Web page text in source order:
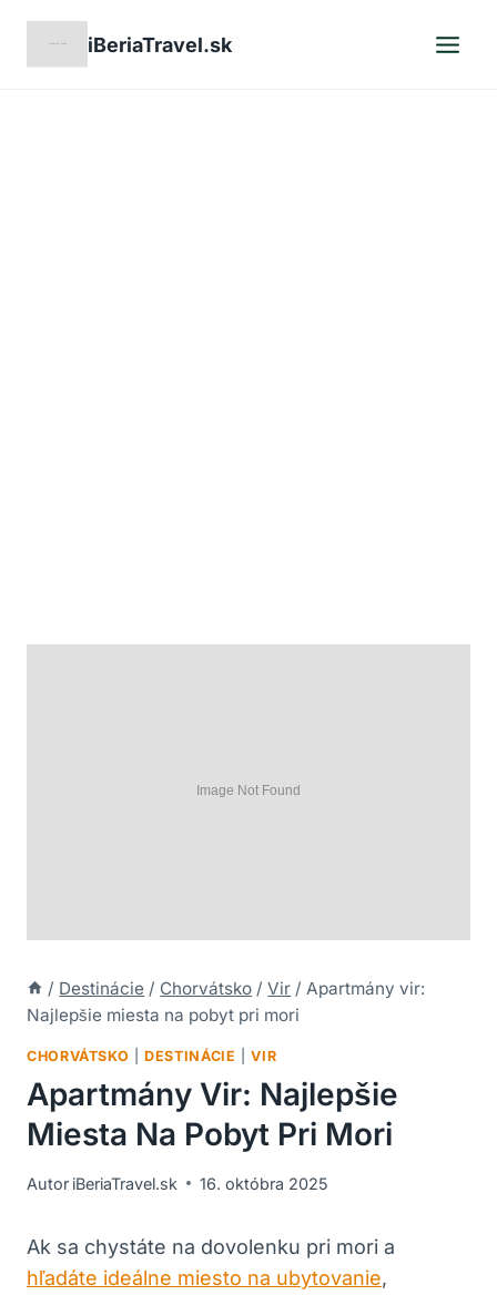
iBeriaTravel.sk
/ Destinácie / Chorvátsko / Vir / Apartmány vir:
Najlepšie miesta na pobyt pri mori
CHORVÁTSKO |DESTINÁCIE |VIR
Apartmány Vir: Najlepšie
Miesta Na Pobyt Pri Mori
Autor iBeriaTravel.sk 16. októbra 2025
Ak sa chystáte na dovolenku pri mori a
hľadáte ideálne miesto na ubytovanie,